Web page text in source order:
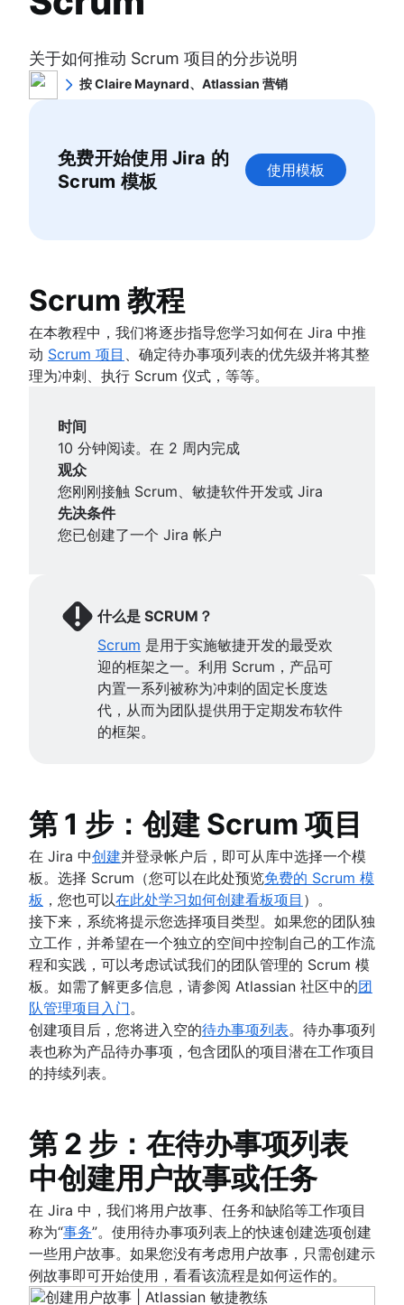
项目依赖关系
冲刺节奏
快速跟进
斐波那契故事点
截止日期管理
项目管理技能
工作量管理
What is a PMO?
Adaptive project management
冲刺规划工具
项目时间线软件
任务自动化
项目依赖关系
任务管理仪表板
冲刺节奏
项目管理技能
工作量管理
免费的项目管理软件
持续改进流程
Risk analysis
Adaptive project management
冲刺审查
每日短会
分布式 Scrum
Scrum 角色
Scrum 群集
敏捷与 Scrum
待办事项列表优化
Scrum 大师与项目经理
什么是看板？
WIP 限制
看板与 Scrum 对比分析
Kanplan
什么是敏捷项目管理？
敏捷方法与瀑布式方法对比分析
长篇故事、故事和计划
敏捷长篇故事
用户故事
免费的项目管理软件
项目集经理与项目经理对比分析
项目基线
持续改进
精益原则：提升 DevOps 效率
Scrum 板
瀑布方法
Scrum 速度
就绪标准
精益方法与敏捷方法
Scrumban
燃起图
看板原则
看板指标
计划经理与项目经理
甘特图示例
对于“完成”的定义
待办事项列表梳理
工作范围
Scrum 工具
敏捷项目管理工具
工作流自动化软件
敏捷模板
任务跟踪器
工作流自动化
项目状态报告
工作流程图
项目路线图
项目时间表
问题跟踪软件
项目管理路线图工具
待办事项列表管理工具
工作流管理
工作流示例
如何创建项目路线图
冲刺规划工具
冲刺演示
项目时间线软件
任务自动化
产品管理
产品经理
新任产品经理的建议
产品开发
远程产品管理
最简可行产品
产品发现
产品规格
新产品开发流程
产品管理 KPI
净推荐值
产品评判
产品优先级排序框架
产品功能
产品路线图软件
产品发布清单
产品策略
产品工程
产品运营
产品项目组合管理
人工智能产品管理
产品发布
功能请求
产品发布
产品发布时间线
产品规划
产品发布会
产品运营模式
产品设计
Product-led growth
Story mapping
敏捷开发优势
敏捷的优势是什么？
敏捷目标和关键成果 (OKR)
长期敏捷规划
Scaled Agile Framework
敏捷 Spotify 模型
规模化 Scrum
大规模 Scrum 框架
改进型 Kata
敏捷开发扩展基础知识以外的信息
什么是软件开发？
软件开发人员
开发经理与 Scrum 大师对比分析
Git
分支策略
代码审查
软件发布
无压力发布
技术债务
敏捷测试
事件响应
软件部署
Adaptive software development
什么是敏捷设计？
设计流程
产品设计流程
创意运营
Design sprint
敏捷营销
敏捷营销团队
人工智能营销自动化
营销运营
敏捷开发团队
什么是敏捷团队？
远程团队
敏捷专家
发布就绪型团队
敏捷开发教程
Jira 教程
使用 Jira 和 Confluence 开展冲刺优化
Jira 的看板
Jira 中的长篇故事
在 Jira 中创建敏捷面板
Jira 中的冲刺
Jira 的版本
Jira 的问题
Jira 的燃尽图
在 Jira 中上报问题
敏捷对话
借助 Jira 开展敏捷沟通
营销敏捷性
敏捷客户研究
大处着眼，小处着手
关于敏捷教练
敏捷教练团队
所有文章
关于如何推动 Scrum 项目的分步说明
按 Claire Maynard、Atlassian 营销
作之余，Claire 喜欢在旧金山或全球新城市冲浪、跑
步或尝试新餐厅。
免费开始使用 Jira 的
Scrum 模板
使用模板
Scrum 教程
在本教程中，我们将逐步指导您学习如何在 Jira 中推
动 Scrum 项目
、确定待办事项列表的优先级并将其整
理为冲刺、执行 Scrum 仪式，等等。
时间
10 分钟阅读。在 2 周内完成
观众
您刚刚接触 Scrum、敏捷软件开发或 Jira
先决条件
您已创建了一个 Jira 帐户
什么是 SCRUM？
Scrum 是用于实施敏捷开发的最受欢
迎的框架之一。利用 Scrum，产品可
内置一系列被称为冲刺的固定长度迭
代，从而为团队提供用于定期发布软件
的框架。
第 1 步：创建 Scrum 项目
在 Jira 中创建并登录帐户后，即可从库中选择一个模
板。选择 Scrum（您可以在此处预览免费的 Scrum 模
板 ，您也可以在此处学习如何创建看板项目 ）。
接下来，系统将提示您选择项目类型。如果您的团队独
立工作，并希望在一个独立的空间中控制自己的工作流
程和实践，可以考虑试试我们的团队管理的 Scrum 模
板。如需了解更多信息，请参阅 Atlassian 社区中的团
队管理项目入门。
创建项目后，您将进入空的待办事项列表。待办事项列
表也称为产品待办事项，包含团队的项目潜在工作项目
的持续列表。
第 2 步：在待办事项列表
中创建用户故事或任务
在 Jira 中，我们将用户故事、任务和缺陷等工作项目
称为“事务”。使用待办事项列表上的快速创建选项创建
一些用户故事。如果您没有考虑用户故事，只需创建示
例故事即可开始使用，看看该流程是如何运作的。